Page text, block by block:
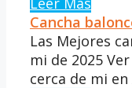
Cancha
Las Mejores
mi de 2025
cerca de mi